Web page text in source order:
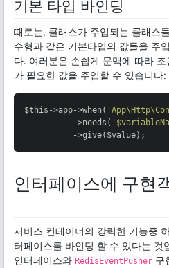
기본 타입 바인딩
때로는, 클래스가 주입되는 클래스
수형과 같은 기본타입의 값들을 주
다. 여러분은 손쉽게 문맥에 따라
가 필요한 값을 주입할 수 있습니다:
$this->app->when(
          ->needs(
          ->give($value);
인터페이스에 구현
서비스 컨테이너의 강력한 기능중
터페이스를 바인딩 할 수 있다는 것
인터페이스와 RedisEventPusher 구